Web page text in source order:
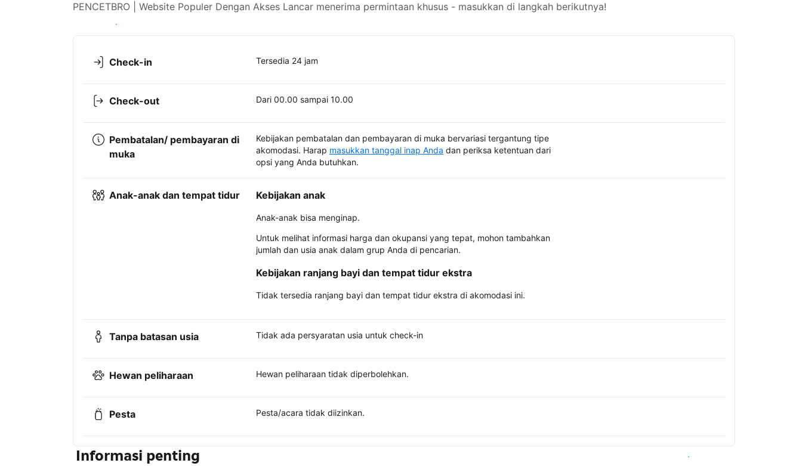
PENCETBRO | Website Populer Dengan Akses Lancar menerima permintaan khusus - masukkan di langkah berikutnya!
Lihat ketersediaan
Check-in Tersedia 24 jam
Check-out Dari 00.00 sampai 10.00
Pembatalan/ pembayaran di
muka
Kebijakan pembatalan dan pembayaran di muka bervariasi tergantung tipe
akomodasi. Harap masukkan tanggal inap Anda dan periksa ketentuan dari
opsi yang Anda butuhkan.
Anak-anak dan tempat tidur Kebijakan anak
Anak-anak bisa menginap.
Untuk melihat informasi harga dan okupansi yang tepat, mohon tambahkan
jumlah dan usia anak dalam grup Anda di pencarian.
Kebijakan ranjang bayi dan tempat tidur ekstra
Tidak tersedia ranjang bayi dan tempat tidur ekstra di akomodasi ini.
Tanpa batasan usia Tidak ada persyaratan usia untuk check-in
Hewan peliharaan Hewan peliharaan tidak diperbolehkan.
Pesta Pesta/acara tidak diizinkan.
Informasi penting Lihat ketersediaan